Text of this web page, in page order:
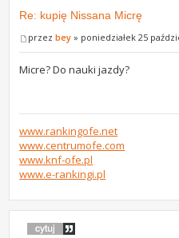
Re: kupię Nissana Micrę
przezbey » poniedziałek 25
Micre? Do nauki jazdy?
www.rankingofe.net
www.centrumofe.com
www.knf-ofe.pl
www.e-rankingi.pl